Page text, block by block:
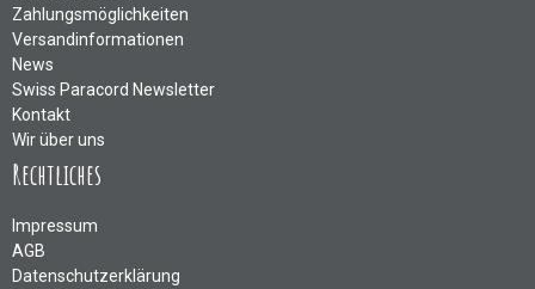
Zahlungsmöglichkeiten
Versandinformationen
News
Swiss Paracord Newsletter
Kontakt
Wir über uns
Rechtliches
Impressum
AGB
Datenschutzerklärung